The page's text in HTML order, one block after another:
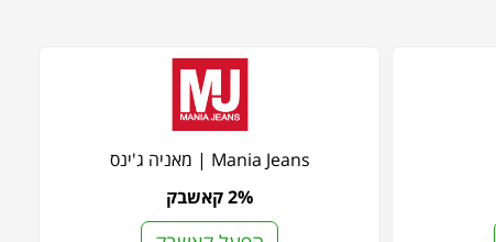
Mania Jeans | מאניה ג'ינס
2% קאשבק